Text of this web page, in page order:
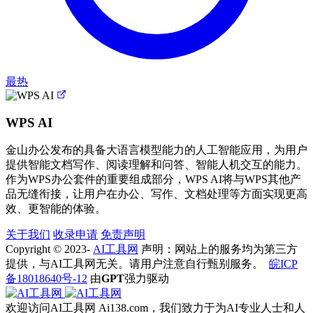
最热
WPS AI
金山办公发布的具备大语言模型能力的人工智能应用，为用户
提供智能文档写作、阅读理解和问答、智能人机交互的能力。
作为WPS办公套件的重要组成部分，WPS AI将与WPS其他产
品无缝衔接，让用户在办公、写作、文档处理等方面实现更高
效、更智能的体验。
关于我们 收录申请 免责声明
Copyright © 2023- AI工具网 声明：网站上的服务均为第三方
提供，与AI工具网无关。请用户注意自行甄别服务。 皖ICP
备18018640号-12 由GPT强力驱动
欢迎访问AI工具网 Ai138.com，我们致力于为AI专业人士和人